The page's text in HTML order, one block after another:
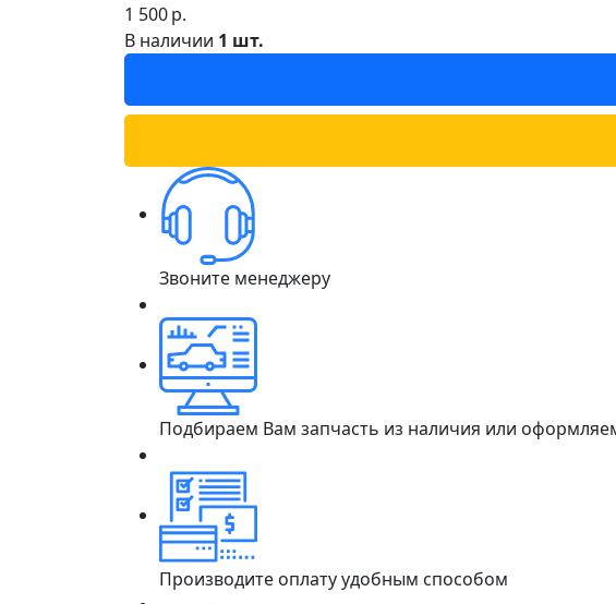
1 500р.
В наличии 1 шт.
Звоните менеджеру
Подбираем Вам запчасть из наличия или
Производите оплату удобным способом